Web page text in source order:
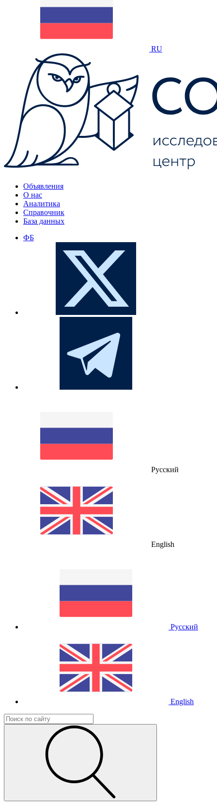
RU
Объявления
О нас
Аналитика
Справочник
База данных
ФБ
Русский
English
Русский
English